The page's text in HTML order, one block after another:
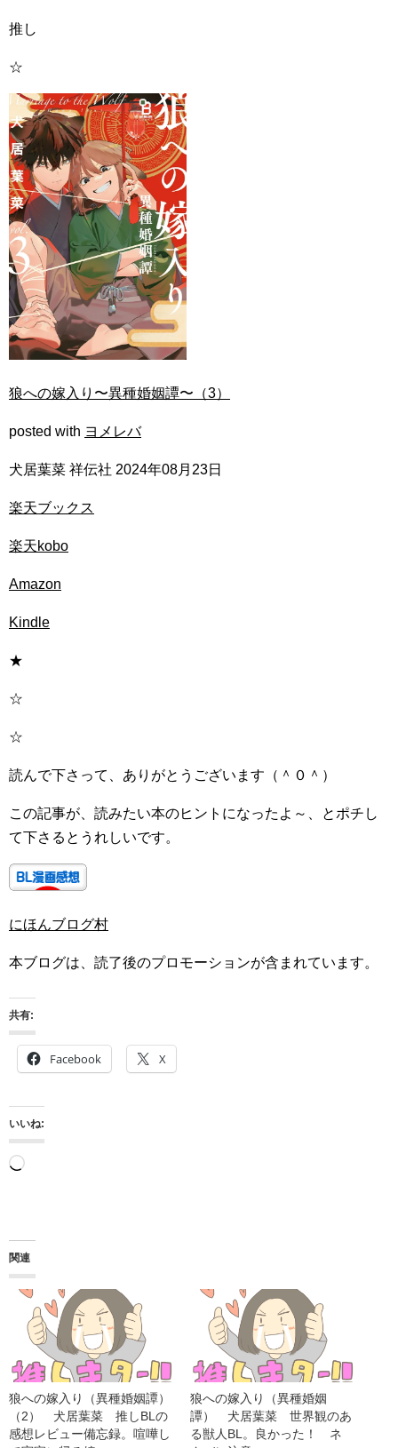
推し
☆
狼への嫁入り〜異種婚姻譚〜（3）
posted with ヨメレバ
犬居葉菜 祥伝社 2024年08月23日
楽天ブックス
楽天kobo
Amazon
Kindle
★
☆
☆
読んで下さって、ありがとうございます（＾０＾）
この記事が、読みたい本のヒントになったよ～、とポチし
て下さるとうれしいです。
にほんブログ村
本ブログは、読了後のプロモーションが含まれています。
共有:
Facebook X
いいね:
読
み
中…
関連
狼への嫁入り（異種婚姻譚）
（2） 犬居葉菜 推しBLの
感想レビュー備忘録。喧嘩し
狼への嫁入り（異種婚姻
譚） 犬居葉菜 世界観のあ
る獣人BL。良かった！ ネ